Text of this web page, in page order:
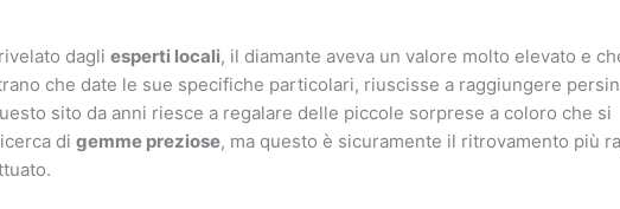
dagli esperti locali, il diamante aveva un valore molto elevato e
che date le sue specifiche particolari, riuscisse a raggiungere
sito da anni riesce a regalare delle piccole sorprese a coloro che si
di gemme preziose, ma questo è sicuramente il ritrovamento più